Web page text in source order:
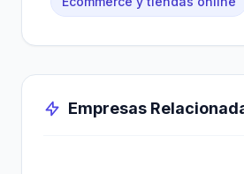
Empresas